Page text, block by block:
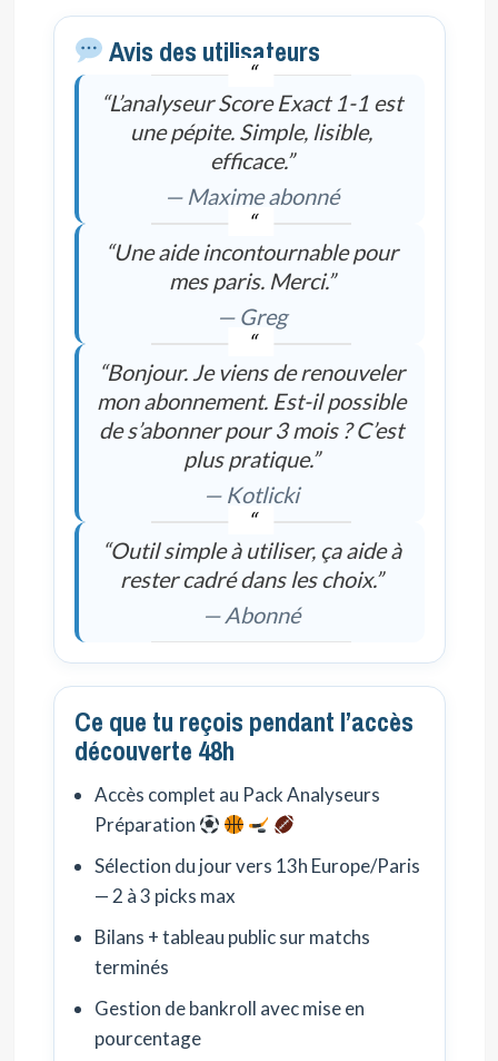
Avis des utilisateurs
“L’analyseur Score Exact 1-1 est
une pépite. Simple, lisible,
efficace.”
— Maxime abonné
“Une aide incontournable pour
mes paris. Merci.”
— Greg
“Bonjour. Je viens de renouveler
mon abonnement. Est-il possible
de s’abonner pour 3 mois ? C’est
plus pratique.”
— Kotlicki
“Outil simple à utiliser, ça aide à
rester cadré dans les choix.”
— Abonné
Ce que tu reçois pendant l’accès
découverte 48h
Accès complet au Pack Analyseurs
Préparation
Sélection du jour vers 13h Europe/Paris
— 2 à 3 picks max
Bilans + tableau public sur matchs
terminés
Gestion de bankroll avec mise en
pourcentage